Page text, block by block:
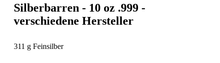
Silberbarren - 10 oz .999 -
verschiedene Hersteller
311 g Feinsilber